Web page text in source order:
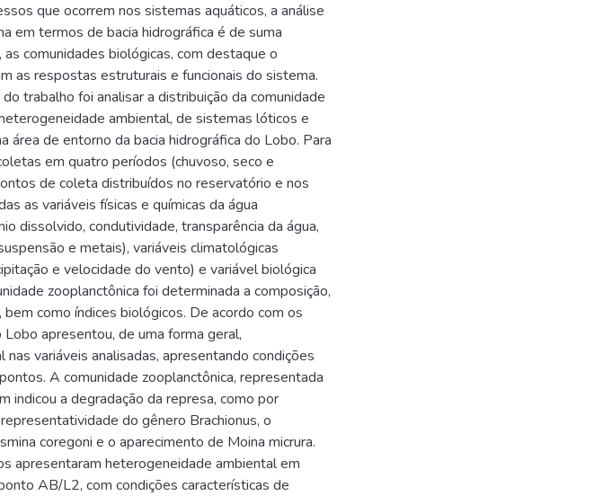
que ocorrem nos sistemas aquáticos, a análise
em termos de bacia hidrográfica é de suma
comunidades biológicas, com destaque o
as respostas estruturais e funcionais do sistema.
trabalho foi analisar a distribuição da comunidade
ambiental, de sistemas lóticos e
área de entorno da bacia hidrográfica do Lobo. Para
em quatro períodos (chuvoso, seco e
de coleta distribuídos no reservatório e nos
as variáveis físicas e químicas da água
dissolvido, condutividade, transparência da água,
e metais), variáveis climatológicas
e velocidade do vento) e variável biológica
zooplanctônica foi determinada a composição,
bem como índices biológicos. De acordo com os
apresentou, de uma forma geral,
nas variáveis analisadas, apresentando condições
A comunidade zooplanctônica, representada
indicou a degradação da represa, como por
do gênero Brachionus, o
coregoni e o aparecimento de Moina micrura.
apresentaram heterogeneidade ambiental em
AB/L2, com condições características de